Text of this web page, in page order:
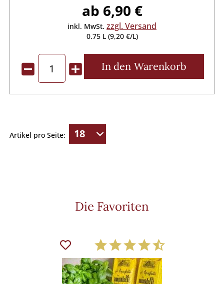
ab 6,90 €
inkl. MwSt. zzgl. Versand
0.75 L (9,20 €/L)
In den Warenkorb
Artikel pro Seite:
Die Favoriten